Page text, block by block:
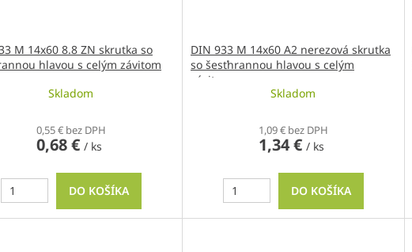
M 14x60 8.8 ZN skrutka so
hlavou s celým závitom
Skladom
0,55 € bez DPH
0,68 € / ks
DO KOŠÍKA
DIN 933 M 14x60 A2 nerezová skrutka
so šesťhrannou hlavou s celým
závitom
Skladom
1,09 € bez DPH
1,34 € / ks
DO KOŠÍKA